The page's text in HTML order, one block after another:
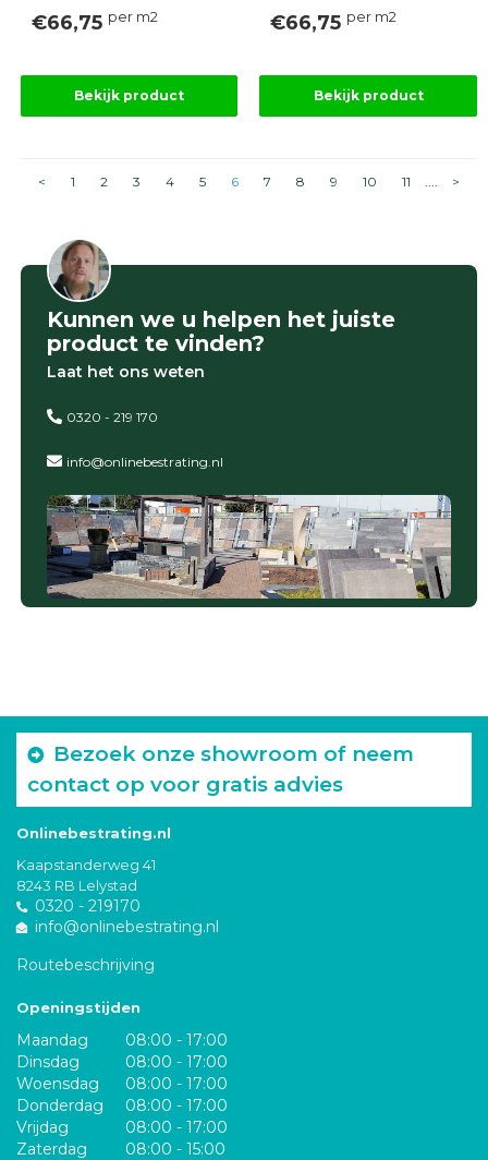
€66,75 per m2
Bekijk product
€66,75 per m2
Bekijk product
< 1 2 3 4 5 6 7 8 9 10 11 .... >
Kunnen we u helpen het juiste
product te vinden?
Laat het ons weten
0320 - 219 170
info@onlinebestrating.nl
Bezoek onze showroom of neem
contact op voor gratis advies
Onlinebestrating.nl
Kaapstanderweg 41
8243 RB Lelystad
0320 - 219170
info@onlinebestrating.nl
Routebeschrijving
Openingstijden
Maandag
08:00 - 17:00
Dinsdag
08:00 - 17:00
Woensdag
08:00 - 17:00
Donderdag
08:00 - 17:00
Vrijdag
08:00 - 17:00
Zaterdag
08:00 - 15:00